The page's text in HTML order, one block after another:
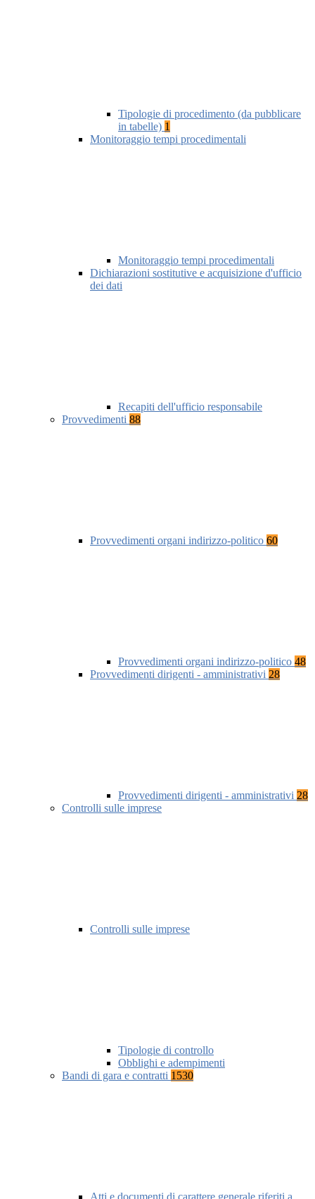
Tipologie di procedimento (da pubblicare
in tabelle) 1
Monitoraggio tempi procedimentali
Monitoraggio tempi procedimentali
Dichiarazioni sostitutive e acquisizione d'ufficio
dei dati
Recapiti dell'ufficio responsabile
Provvedimenti 88
Provvedimenti organi indirizzo-politico 60
Provvedimenti organi indirizzo-politico 48
Provvedimenti dirigenti - amministrativi 28
Provvedimenti dirigenti - amministrativi 28
Controlli sulle imprese
Controlli sulle imprese
Tipologie di controllo
Obblighi e adempimenti
Bandi di gara e contratti 1530